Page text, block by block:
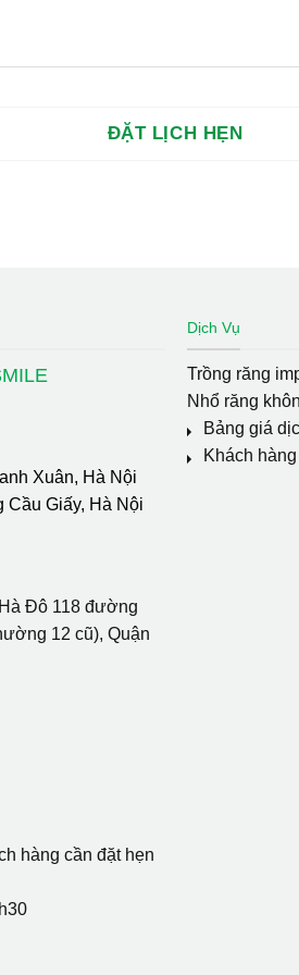
Xuân, Hà Nội
Cầu Giấy, Hà Nội
Đô 118 đường
12 cũ), Quận
hàng cần đặt hẹn
Dịch Vụ
Trồng răng
Nhổ răng khôn
Bảng giá
Khách hàng